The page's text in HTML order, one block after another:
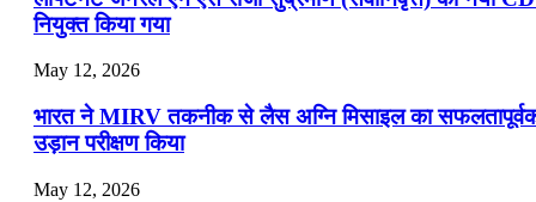
नियुक्त किया गया
May 12, 2026
भारत ने MIRV तकनीक से लैस अग्नि मिसाइल का
उड़ान परीक्षण किया
May 12, 2026